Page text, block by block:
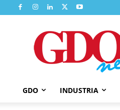
GDO INDUSTRIA